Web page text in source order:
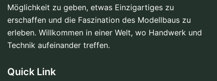
Möglichkeit zu geben, etwas Einzigartiges zu
erschaffen und die Faszination des Modellbaus zu
erleben. Willkommen in einer Welt, wo Handwerk und
Technik aufeinander treffen.
Quick Link